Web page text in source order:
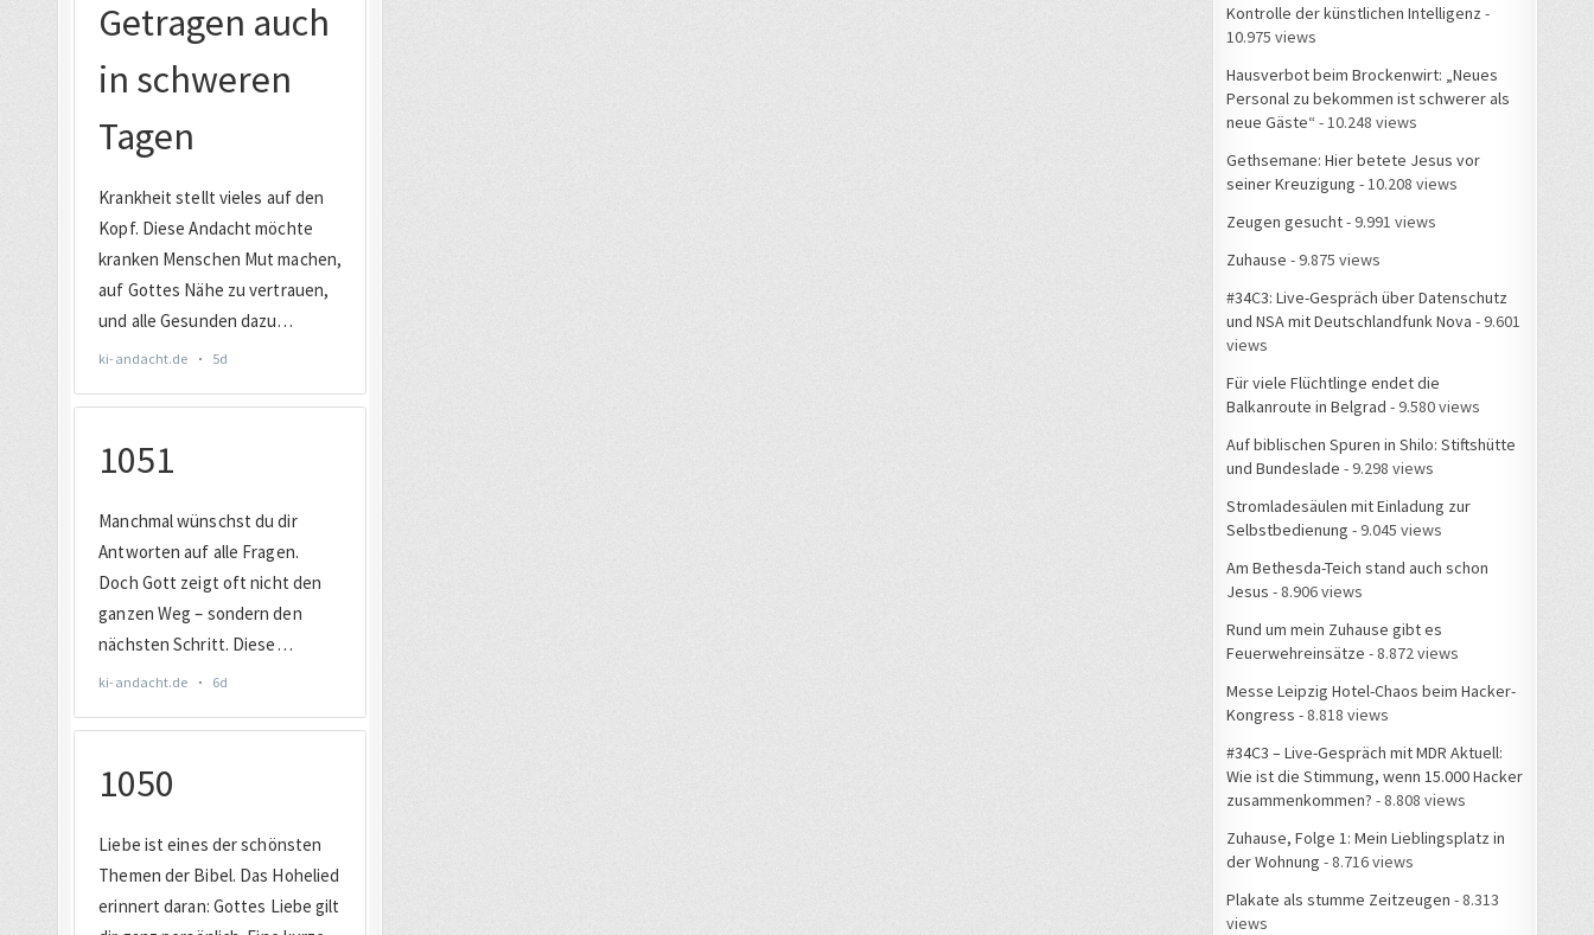
Kontrolle der künstlichen Intelligenz -
10.975 views
Hausverbot beim Brockenwirt: „Neues
Personal zu bekommen ist schwerer als
neue Gäste“ - 10.248 views
Gethsemane: Hier betete Jesus vor
seiner Kreuzigung - 10.208 views
Zeugen gesucht- 9.991 views
Zuhause - 9.875 views
#34C3: Live-Gespräch über Datenschutz
und NSA mit Deutschlandfunk Nova - 9.601
views
Für viele Flüchtlinge endet die
Balkanroute in Belgrad - 9.580 views
Auf biblischen Spuren in Shilo: Stiftshütte
und Bundeslade - 9.298 views
Stromladesäulen mit Einladung zur
Selbstbedienung - 9.045 views
Am Bethesda-Teich stand auch schon
Jesus - 8.906 views
Rund um mein Zuhause gibt es
Feuerwehreinsätze - 8.872 views
Messe Leipzig Hotel-Chaos beim Hacker-
Kongress - 8.818 views
#34C3 – Live-Gespräch mit MDR Aktuell:
Wie ist die Stimmung, wenn 15.000 Hacker
zusammenkommen? - 8.808 views
Zuhause, Folge 1: Mein Lieblingsplatz in
der Wohnung - 8.716 views
Plakate als stumme Zeitzeugen - 8.313
views